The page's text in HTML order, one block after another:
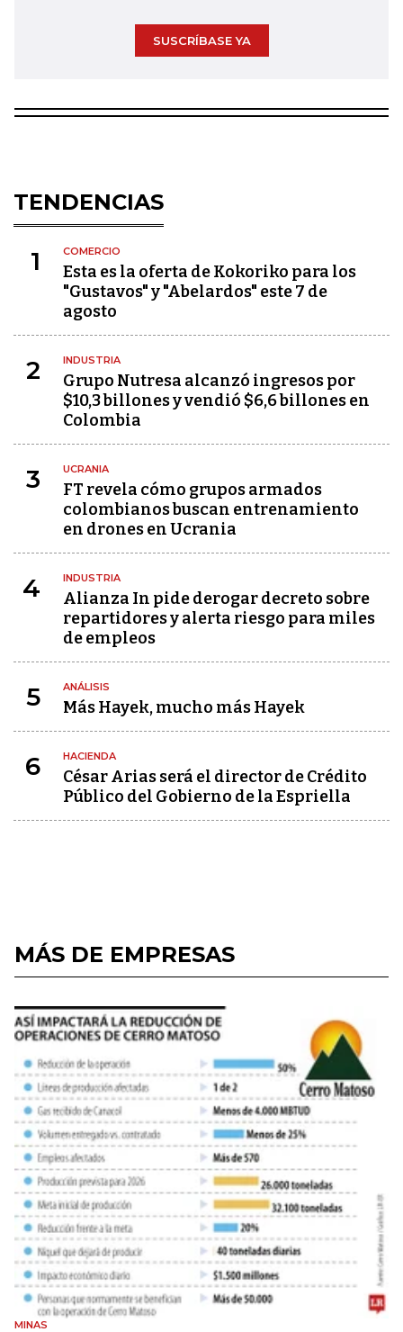
SUSCRÍBASE YA
TENDENCIAS
1 COMERCIO
Esta es la oferta de Kokoriko para los
"Gustavos" y "Abelardos" este 7 de
agosto
2 INDUSTRIA
Grupo Nutresa alcanzó ingresos por
$10,3 billones y vendió $6,6 billones en
Colombia
3 UCRANIA
FT revela cómo grupos armados
colombianos buscan entrenamiento
en drones en Ucrania
4 INDUSTRIA
Alianza In pide derogar decreto sobre
repartidores y alerta riesgo para miles
de empleos
5 ANÁLISIS
Más Hayek, mucho más Hayek
6 HACIENDA
César Arias será el director de Crédito
Público del Gobierno de la Espriella
MÁS DE EMPRESAS
MINAS